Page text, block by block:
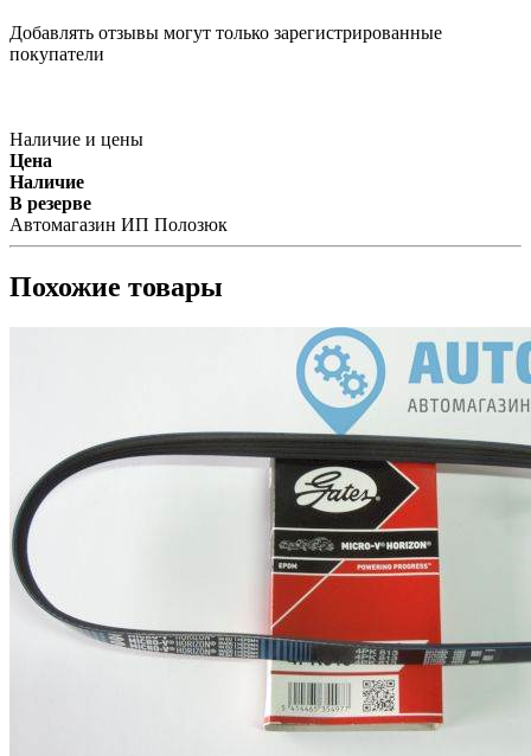
Добавлять отзывы могут только зарегистрированные
покупатели
Наличие и цены
Цена
Наличие
В резерве
Автомагазин ИП Полозюк
Похожие товары